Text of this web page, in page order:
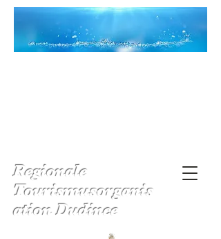
Regionale
Tourismusorganis
ation Dudince